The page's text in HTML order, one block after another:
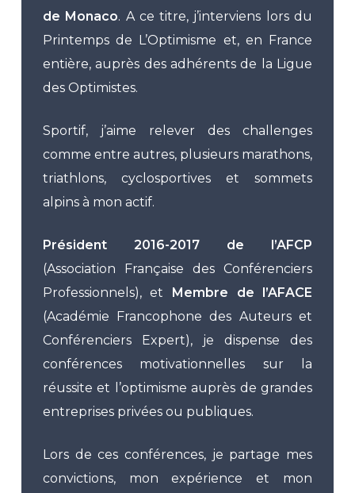
de Monaco. A ce titre, j’interviens lors du
Printemps de L’Optimisme et, en France
entière, auprès des adhérents de la Ligue
des Optimistes.
Sportif, j’aime relever des challenges
comme entre autres, plusieurs marathons,
triathlons, cyclosportives et sommets
alpins à mon actif.
Président 2016-2017 de l’AFCP
(Association Française des Conférenciers
Professionnels), et Membre de l’AFACE
(Académie Francophone des Auteurs et
Conférenciers Expert), je dispense des
conférences motivationnelles sur la
réussite et l’optimisme auprès de grandes
entreprises privées ou publiques.
Lors de ces conférences, je partage mes
convictions, mon expérience et mon